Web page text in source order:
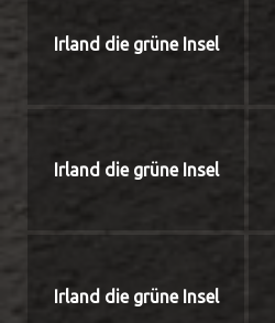
Irland die grüne Insel
Irland die grüne Insel
Irland die grüne Insel